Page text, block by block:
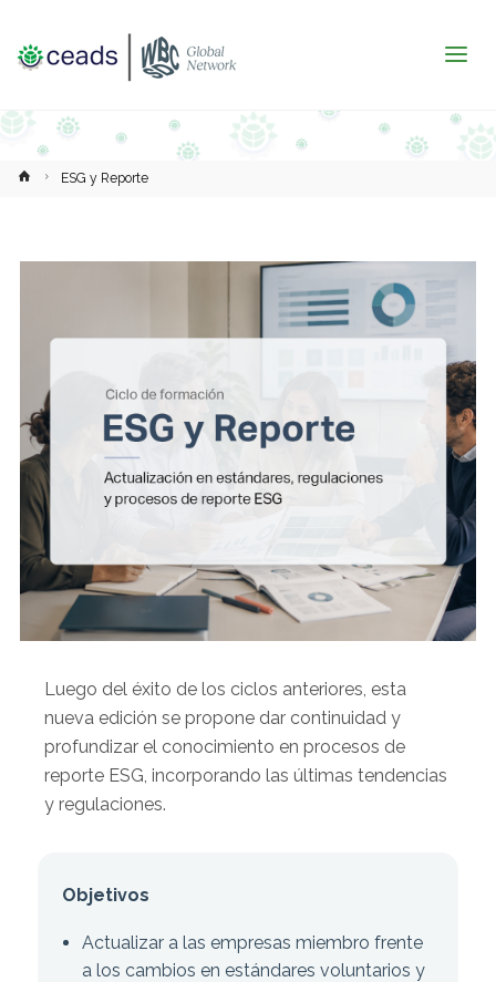
InicioESG y Reporte
Luego del éxito de los ciclos anteriores, esta
nueva edición se propone dar continuidad y
profundizar el conocimiento en procesos de
reporte ESG, incorporando las últimas tendencias
y regulaciones.
Objetivos
Actualizar a las empresas miembro frente
a los cambios en estándares voluntarios y